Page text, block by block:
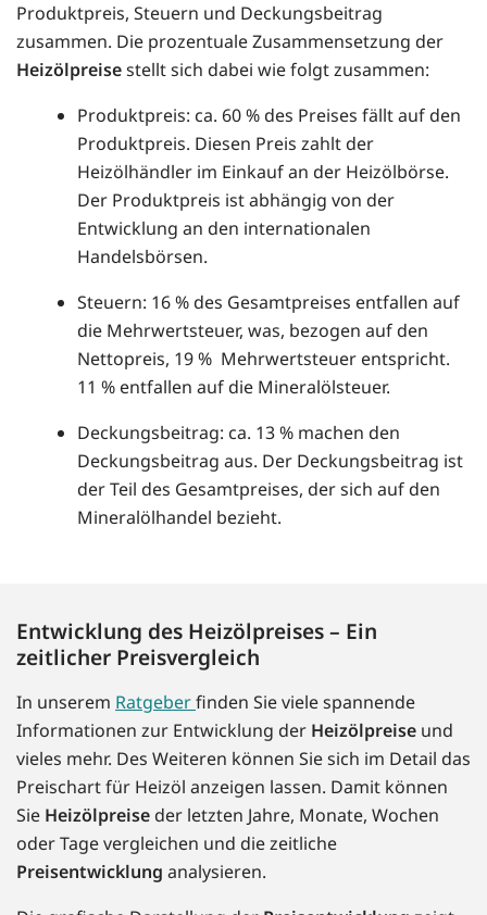
Produktpreis, Steuern und Deckungsbeitrag
zusammen. Die prozentuale Zusammensetzung der
Heizölpreisestellt sich dabei wie folgt zusammen:
Produktpreis: ca. 60 % des Preises fällt auf den
Produktpreis. Diesen Preis zahlt der
Heizölhändler im Einkauf an der Heizölbörse.
Der Produktpreis ist abhängig von der
Entwicklung an den internationalen
Handelsbörsen.
Steuern: 16 % des Gesamtpreises entfallen auf
die Mehrwertsteuer, was, bezogen auf den
Nettopreis, 19 % Mehrwertsteuer entspricht.
11 % entfallen auf die Mineralölsteuer.
Deckungsbeitrag: ca. 13 % machen den
Deckungsbeitrag aus. Der Deckungsbeitrag ist
der Teil des Gesamtpreises, der sich auf den
Mineralölhandel bezieht.
Entwicklung des Heizölpreises – Ein
zeitlicher Preisvergleich
In unserem Ratgeberfinden Sie viele spannende
Informationen zur Entwicklung der Heizölpreise und
vieles mehr. Des Weiteren können Sie sich im Detail das
Preischart für Heizöl anzeigen lassen. Damit können
Sie Heizölpreise der letzten Jahre, Monate, Wochen
oder Tage vergleichen und die zeitliche
Preisentwicklung analysieren.